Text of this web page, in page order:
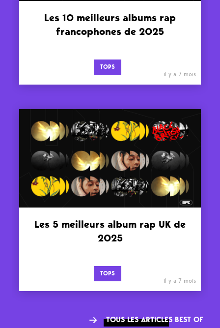
Les 10 meilleurs albums rap
francophones de 2025
TOPS
il y a 7 mois
Les 5 meilleurs album rap UK de
2025
TOPS
il y a 7 mois
TOUS LES ARTICLES BEST OF